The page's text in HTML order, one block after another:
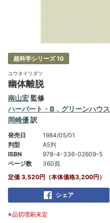
超科学シリーズ 10
ユウタイリダツ
幽体離脱
南山宏 監修
ハーバート・B．グリーンハウス
岡崎優訳
発売日
1984/05/01
判型
A5判
ISBN
978-4-336-02609-5
ページ数
360頁
定価 3,520円（本体価格3,200円）
シェア
※品切増刷未定